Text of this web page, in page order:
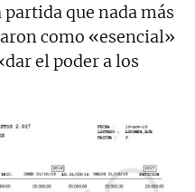
que nada más
como «esencial»
el poder a los